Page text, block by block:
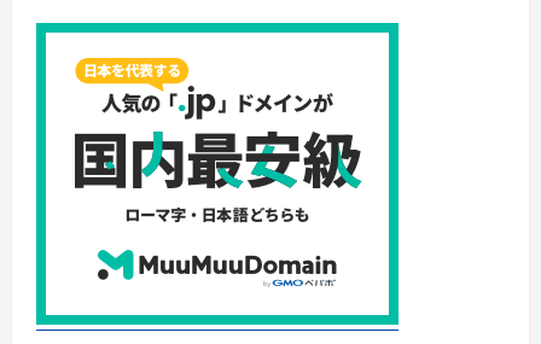
じ
な
い。
日
常
の“重
だ
る
さ”を
軽
く
す
選
択
に
つ